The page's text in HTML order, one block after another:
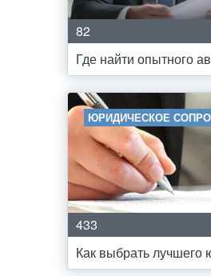
82
Где найти опытного
ЮРИДИЧЕСКОЕ
433
Как выбрать лучшего